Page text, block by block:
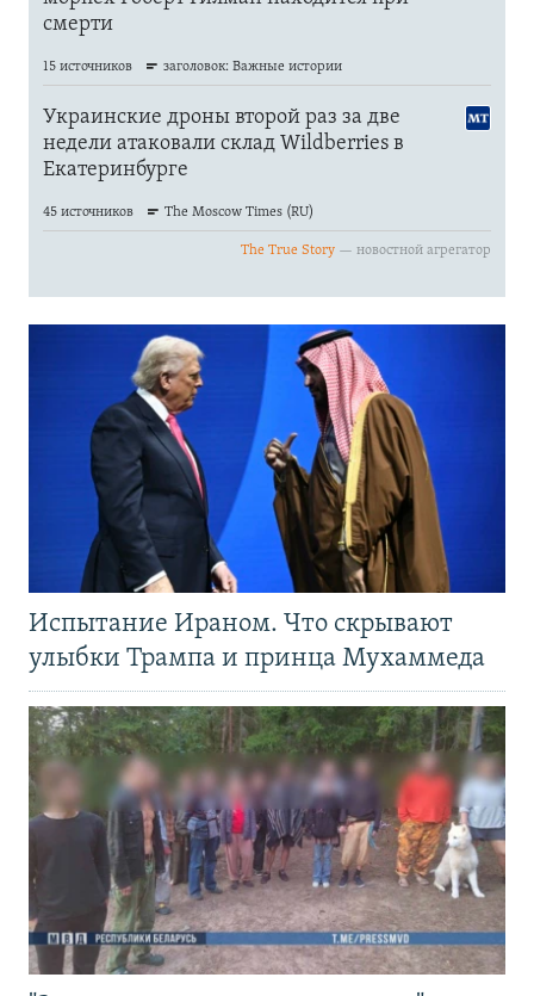
Испытание Ираном. Что скрывают
улыбки Трампа и принца Мухаммеда